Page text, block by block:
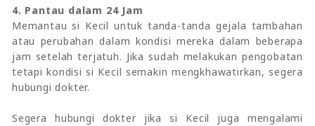
4. Pantau dalam 24 Jam
Memantau si Kecil untuk tanda-tanda gejala tambahan
atau perubahan dalam kondisi mereka dalam beberapa
jam setelah terjatuh. Jika sudah melakukan pengobatan
tetapi kondisi si Kecil semakin mengkhawatirkan, segera
hubungi dokter.
Segera hubungi dokter jika si Kecil juga mengalami